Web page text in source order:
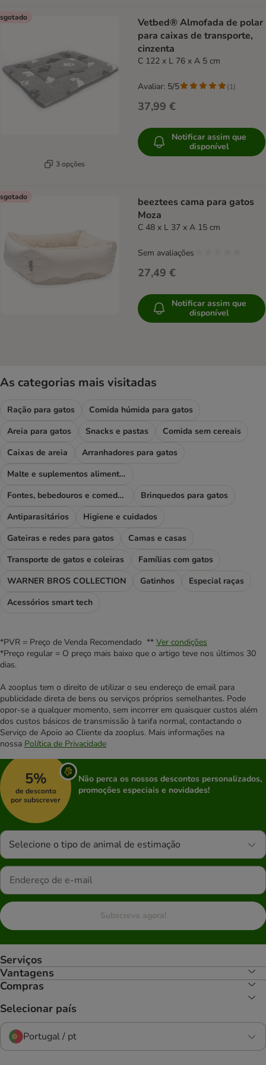
3 opções
Vetbed® Almofada de polar
para caixas de transporte,
cinzenta
C 122 x L 76 x A 5 cm
37,99 €
Avaliar: 5/5 (1)
Notificar assim que
disponível
beeztees cama para gatos
Moza
C 48 x L 37 x A 15 cm
27,49 €
Sem avaliações
Notificar assim que
disponível
As categorias mais visitadas
Ração para gatos
Comida húmida para gatos
Areia para gatos
Snacks e pastas
Comida sem cereais
Caixas de areia
Arranhadores para gatos
Malte e suplementos alimentares
Fontes, bebedouros e comedouros
Brinquedos para gatos
Antiparasitários
Higiene e cuidados
Gateiras e redes para gatos
Camas e casas
Transporte de gatos e coleiras
Famílias com gatos
WARNER BROS COLLECTION
Gatinhos
Especial raças
Acessórios smart tech
*PVR = Preço de Venda Recomendado ** Ver condições
*Preço regular = O preço mais baixo que o artigo teve nos últimos 30
dias.
A zooplus tem o direito de utilizar o seu endereço de email para
publicidade direta de bens ou serviços próprios semelhantes. Pode
opor-se a qualquer momento, sem incorrer em quaisquer custos além
dos custos básicos de transmissão à tarifa normal, contactando o
Serviço de Apoio ao Cliente da zooplus. Mais informações na
nossa Política de Privacidade
5%
de desconto
por subscrever
Não perca os nossos descontos personalizados,
promoções especiais e novidades!
Selecione o tipo de animal de estimação
Subscreva agora!
Serviços
Vantagens
Compras
Selecionar país
Portugal / pt